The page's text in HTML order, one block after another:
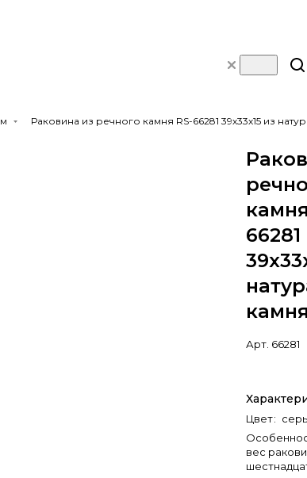
Раковина из речного камня RS-66281 39х33х15 из
66281
камня
Арт. 66281
Цвет:
вес